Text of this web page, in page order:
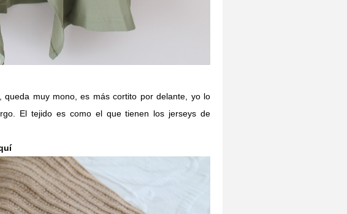
queda muy mono, es más cortito por delante, yo lo
El tejido es como el que tienen los jerseys de